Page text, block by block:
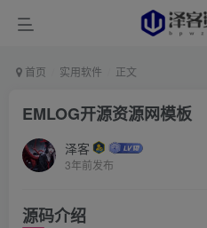
首页 实用软件 正文
EMLOG开源资源网模板
泽客
3年前发布
源码介绍